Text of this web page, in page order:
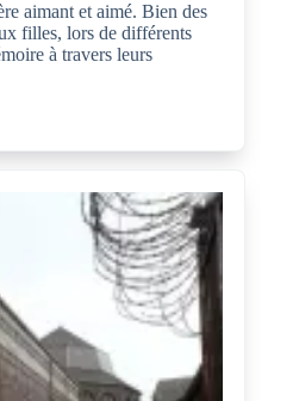
aimant et aimé. Bien des
filles, lors de différents
à travers leurs